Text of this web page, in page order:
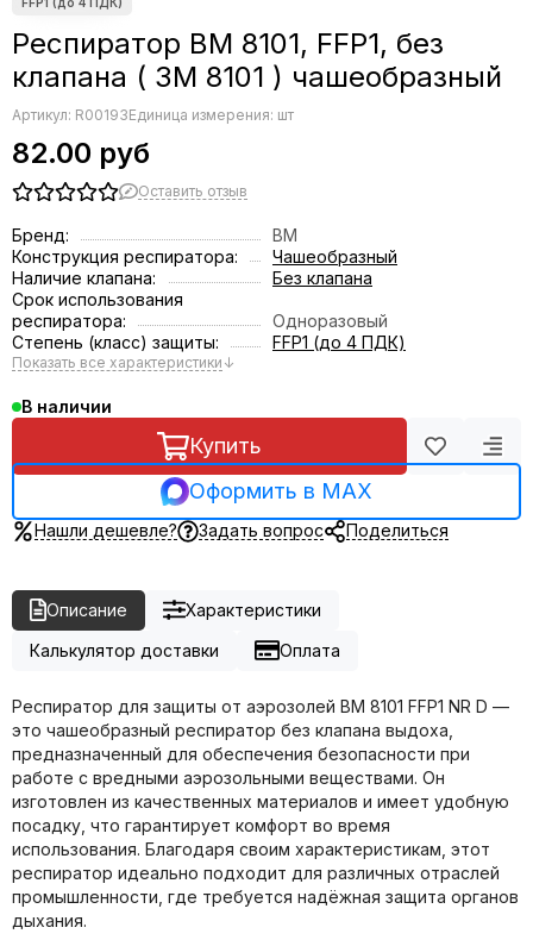
Респиратор ВМ 8101, FFP1, без
клапана ( 3M 8101 ) чашеобразный
Артикул: R00193Единица измерения: шт
82.00 руб
Оставить отзыв
Бренд:
ВМ
Конструкция респиратора:
Чашеобразный
Наличие клапана:
Без клапана
Срок использования
респиратора:
Одноразовый
Степень (класс) защиты:
FFP1 (до 4 ПДК)
Показать все характеристики ↓
В наличии
Купить
Оформить в MAX
Нашли дешевле? Задать вопрос Поделиться
Описание
Характеристики
Калькулятор доставки
Оплата
Респиратор для защиты от аэрозолей ВМ 8101 FFP1 NR D —
это чашеобразный респиратор без клапана выдоха,
предназначенный для обеспечения безопасности при
работе с вредными аэрозольными веществами. Он
изготовлен из качественных материалов и имеет удобную
посадку, что гарантирует комфорт во время
использования. Благодаря своим характеристикам, этот
респиратор идеально подходит для различных отраслей
промышленности, где требуется надёжная защита органов
дыхания.